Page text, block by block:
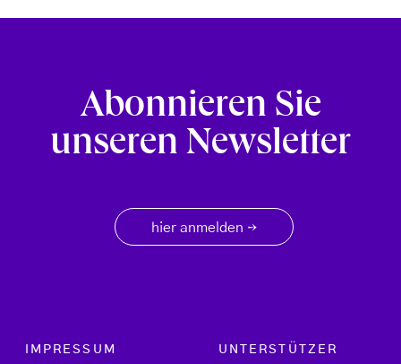
Abonnieren Sie
unseren Newsletter
hier anmelden →
Footer menu
IMPRESSUM
UNTERSTÜTZER